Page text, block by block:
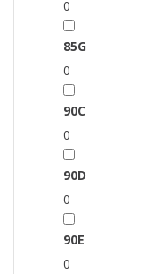
0
85G
0
90C
0
90D
0
90E
0